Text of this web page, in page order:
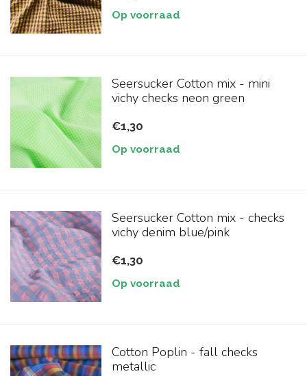
Op voorraad
Seersucker Cotton mix - mini
vichy checks neon green
€1,30
Op voorraad
Seersucker Cotton mix - checks
vichy denim blue/pink
€1,30
Op voorraad
Cotton Poplin - fall checks
metallic